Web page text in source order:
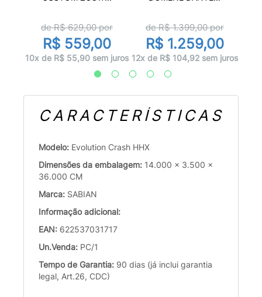
de R$629,00por
R$ 559,00
10x de R$ 55,90 sem juros
de R$1.399,00por
R$ 1.259,00
12x de R$ 104,92 sem juros
CARACTERÍSTICAS
Modelo: Evolution Crash HHX
Dimensões da embalagem: 14.000 x 3.500 x
36.000 CM
Marca: SABIAN
Informação adicional:
EAN: 622537031717
Un.Venda: PC/1
Tempo de Garantia: 90 dias (já inclui garantia
legal, Art.26, CDC)